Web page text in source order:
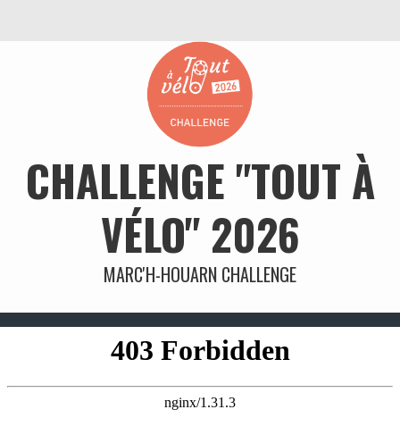
CHALLENGE "TOUT À
VÉLO" 2026
MARC'H-HOUARN CHALLENGE